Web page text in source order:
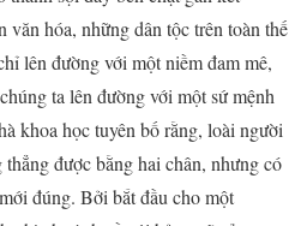
văn hóa, những dân tộc trên toàn thế
lên đường với một niềm đam mê,
ta lên đường với một sứ mệnh
khoa học tuyên bố rằng, loài người
được bằng hai chân, nhưng có
đúng. Bởi bắt đầu cho một